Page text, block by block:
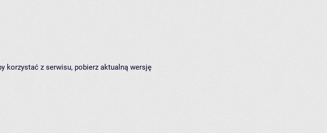
korzystać z serwisu, pobierz aktualną wersję